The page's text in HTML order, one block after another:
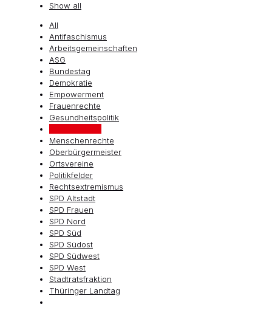
Show all
All
Antifaschismus
Arbeitsgemeinschaften
ASG
Bundestag
Demokratie
Empowerment
Frauenrechte
Gesundheitspolitik
Menschenrechte
Oberbürgermeister
Ortsvereine
Politikfelder
Rechtsextremismus
SPD Altstadt
SPD Frauen
SPD Nord
SPD Süd
SPD Südost
SPD Südwest
SPD West
Stadtratsfraktion
Thüringer Landtag